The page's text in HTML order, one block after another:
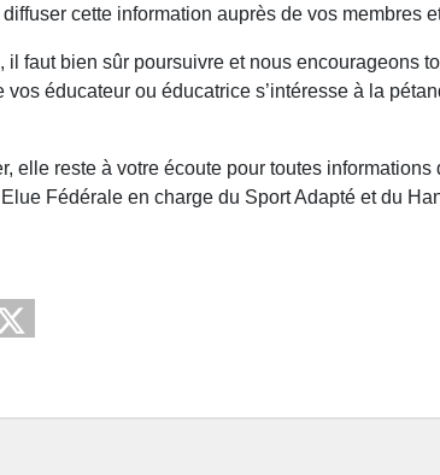
cette information auprès de vos membres
faut bien sûr poursuivre et nous encourageons
éducateur ou éducatrice s’intéresse à la
elle reste à votre écoute pour toutes informations
Elue Fédérale en charge du Sport Adapté et du